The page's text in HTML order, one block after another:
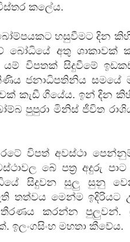
කලේය.
හසුවීමට දින
බෝධියේ අතු ශාකාවක්
යම් විපතක් සිදුවීමේ
ජනාධිපතිනිය
කැඩී ගියේය. ඉන් දින
පුපුරා මිනිස් ජීවිත
විපත් අවස්ථා
බේ පත්‍ර අදුරු
සිදුවන සුලු සුනු
තත්වය මෙන්ම ඉදිරියට
කරන්න පුලුවන්.
මහතා කීවේය.